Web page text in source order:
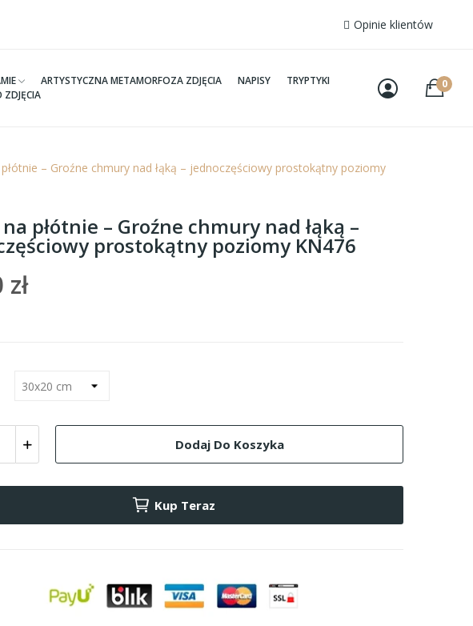
Opinie klientów
ARTYSTYCZNA METAMORFOZA ZDJĘCIA NAPISY
TRYPTYKI
ZDJĘCIA
0
– Groźne chmury nad łąką – jednoczęściowy prostokątny poziomy
płótnie – Groźne chmury nad łąką –
prostokątny poziomy KN476
Dodaj Do Koszyka
Kup Teraz